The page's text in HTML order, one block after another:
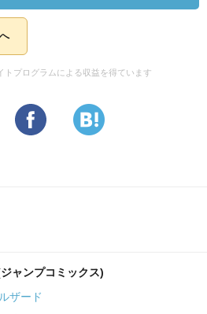
トプログラムによる収益を得ています
ャンプコミックス)
ザード